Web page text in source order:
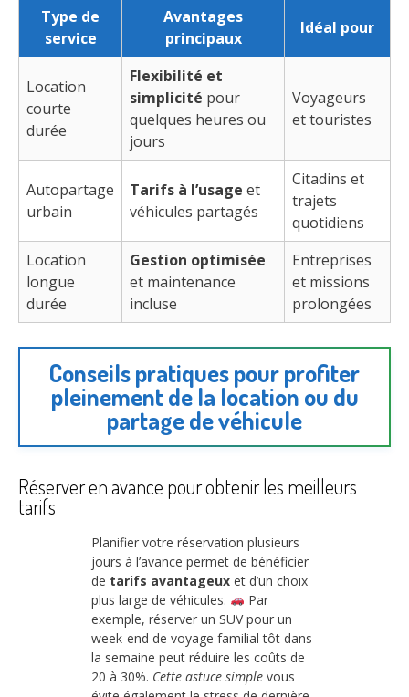
Type de
service
Avantages
principaux
Idéal pour
Location
courte
durée
Flexibilité et
simplicité pour
quelques heures ou
jours
Voyageurs
et touristes
Autopartage
urbain
Tarifs à l’usage et
véhicules partagés
Citadins et
trajets
quotidiens
Location
longue
durée
Gestion optimisée
et maintenance
incluse
Entreprises
et missions
prolongées
Conseils pratiques pour profiter
pleinement de la location ou du
partage de véhicule
Réserver en avance pour obtenir les meilleurs
tarifs
Planifier votre réservation plusieurs
jours à l’avance permet de bénéficier
de tarifs avantageux et d’un choix
plus large de véhicules.
Par
exemple, réserver un SUV pour un
week-end de voyage familial tôt dans
la semaine peut réduire les coûts de
20 à 30%. Cette astuce simple vous